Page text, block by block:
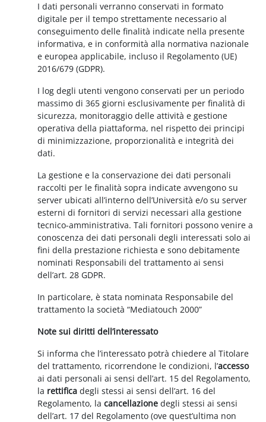
I dati personali verranno conservati in formato
digitale per il tempo strettamente necessario al
conseguimento delle finalità indicate nella presente
informativa, e in conformità alla normativa nazionale
e europea applicabile, incluso il Regolamento (UE)
2016/679 (GDPR).
I log degli utenti vengono conservati per un periodo
massimo di 365 giorni esclusivamente per finalità di
sicurezza, monitoraggio delle attività e gestione
operativa della piattaforma, nel rispetto dei principi
di minimizzazione, proporzionalità e integrità dei
dati.
La gestione e la conservazione dei dati personali
raccolti per le finalità sopra indicate avvengono su
server ubicati all’interno dell’Università e/o su server
esterni di fornitori di servizi necessari alla gestione
tecnico-amministrativa. Tali fornitori possono venire a
conoscenza dei dati personali degli interessati solo ai
fini della prestazione richiesta e sono debitamente
nominati Responsabili del trattamento ai sensi
dell’art. 28 GDPR.
In particolare, è stata nominata Responsabile del
trattamento la società “Mediatouch 2000”
Note sui diritti dell’interessato
Si informa che l’interessato potrà chiedere al Titolare
del trattamento, ricorrendone le condizioni, l’accesso
ai dati personali ai sensi dell’art. 15 del Regolamento,
la rettificadegli stessi ai sensi dell’art. 16 del
Regolamento, lacancellazione degli stessi ai sensi
dell’art. 17 del Regolamento (ove quest’ultima non